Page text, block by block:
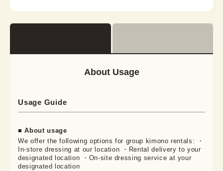
About Usage
Usage Guide
■ About usage
We offer the following options for group kimono rentals: ・
In-store dressing at our location ・Rental delivery to your
designated location ・On-site dressing service at your
designated location